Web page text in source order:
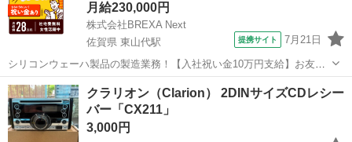
月給230,000円
株式会社BREXA Next
佐賀県 東山代駅
提携サイト 7月21日
シリコンウェーハ製品の製造業務！【入社祝い金10万円支給】お友達
やカップルとの応募OK◎年間休日129日＆休出なしでプライベート充
実♪業務はクリーンルームで快適作業◎自社正社員登用制度あり★1食
300円～の格安食堂あり！《佐...
佐賀 伊万里市 東山代駅
クラリオン（Clarion） 2DINサイズCDレシー
バー「CX211」
3,000円